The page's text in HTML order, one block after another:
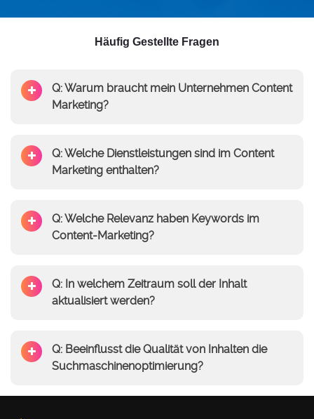
Häufig Gestellte Fragen
Q: Warum braucht mein Unternehmen Content
Marketing?
Q: Welche Dienstleistungen sind im Content
Marketing enthalten?
Q: Welche Relevanz haben Keywords im
Content-Marketing?
Q: In welchem Zeitraum soll der Inhalt
aktualisiert werden?
Q: Beeinflusst die Qualität von Inhalten die
Suchmaschinenoptimierung?